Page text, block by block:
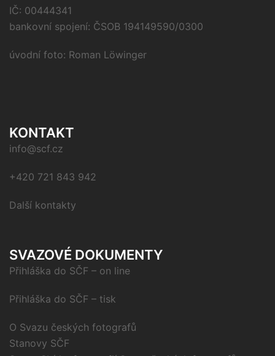
IČ: 00444341
bankovní spojení: ČSOB 194149590/0300
úvodní foto: Roman Löwinger
KONTAKT
info@scf.cz
+420 721 843 942
Další kontakty
SVAZOVÉ DOKUMENTY
Přihláška do SČF – on line
Přihláška do SČF – tisk
O Svazu českých fotografů
Stanovy SČF